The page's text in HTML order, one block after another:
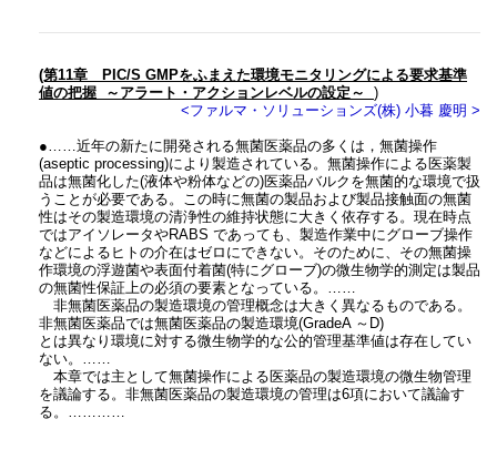
(第11章 PIC/S GMPをふまえた環境モニタリングによる要求基準
値の把握 ～アラート・アクションレベルの設定～ )
<ファルマ・ソリューションズ(株) 小暮 慶明 >
●……近年の新たに開発される無菌医薬品の多くは，無菌操作
(aseptic processing)により製造されている。無菌操作による医薬製
品は無菌化した(液体や粉体などの)医薬品バルクを無菌的な環境で扱
うことが必要である。この時に無菌の製品および製品接触面の無菌
性はその製造環境の清浄性の維持状態に大きく依存する。現在時点
ではアイソレータやRABS であっても、製造作業中にグローブ操作
などによるヒトの介在はゼロにできない。そのために、その無菌操
作環境の浮遊菌や表面付着菌(特にグローブ)の微生物学的測定は製品
の無菌性保証上の必須の要素となっている。……
非無菌医薬品の製造環境の管理概念は大きく異なるものである。
非無菌医薬品では無菌医薬品の製造環境(GradeA ～D)
とは異なり環境に対する微生物学的な公的管理基準値は存在してい
ない。……
本章では主として無菌操作による医薬品の製造環境の微生物管理
を議論する。非無菌医薬品の製造環境の管理は6項において議論す
る。…………